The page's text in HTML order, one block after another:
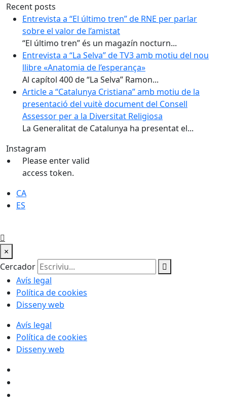
Recent posts
Entrevista a “El último tren” de RNE per parlar
sobre el valor de l’amistat
“El último tren” és un magazín nocturn...
Entrevista a “La Selva” de TV3 amb motiu del nou
llibre «Anatomia de l’esperança»
Al capítol 400 de “La Selva” Ramon...
Article a “Catalunya Cristiana” amb motiu de la
presentació del vuitè document del Consell
Assessor per a la Diversitat Religiosa
La Generalitat de Catalunya ha presentat el...
Instagram
Please enter valid
access token.
CA
ES
×
Cercador
Avís legal
Política de cookies
Disseny web
Avís legal
Política de cookies
Disseny web